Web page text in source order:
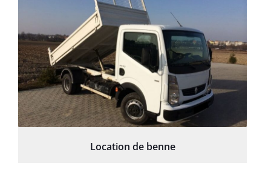
Location de benne